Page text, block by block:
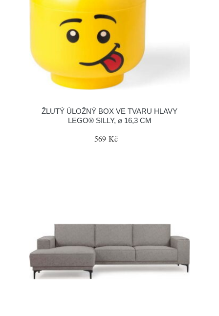
ŽLUTÝ ÚLOŽNÝ BOX VE TVARU HLAVY
LEGO® SILLY, ⌀ 16,3 CM
569 Kč